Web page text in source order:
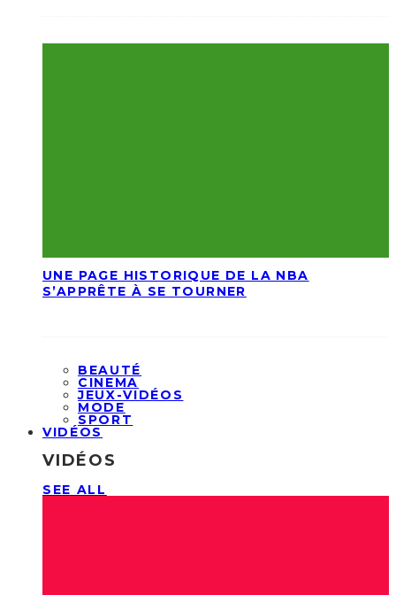
UNE PAGE HISTORIQUE DE LA NBA
S’APPRÊTE À SE TOURNER
BEAUTÉ
CINEMA
JEUX-VIDÉOS
MODE
SPORT
VIDÉOS
VIDÉOS
SEE ALL